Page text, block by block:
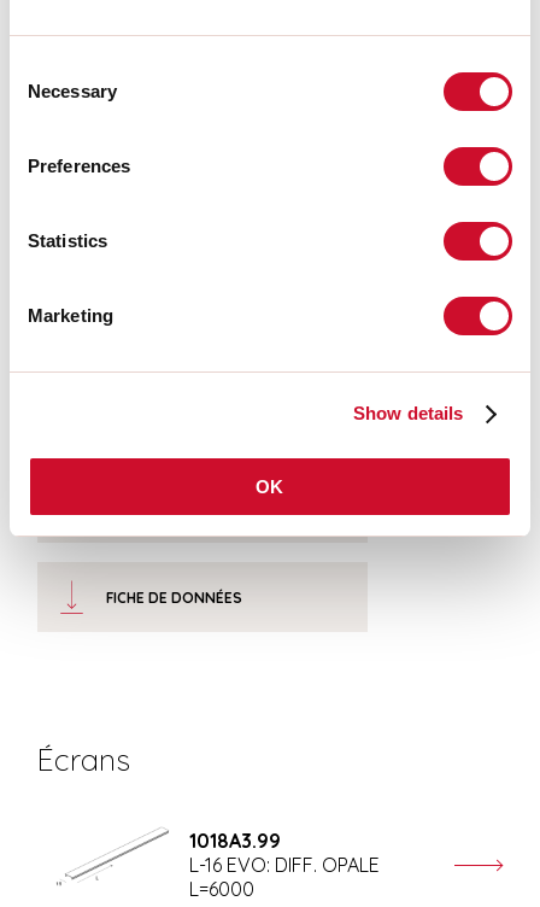
Selection
Necessary
Preferences
Statistics
Marketing
Show details
OK
IP: 40
Télécharger
PHOTOMÉTRIE
EXTRAIT CATALOGUE
FICHE DE DONNÉES
Écrans
1018A3.99
L-16 EVO: DIFF. OPALE
L=6000